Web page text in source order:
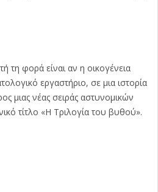
τη φορά είναι αν η οικογένεια
εργαστήριο, σε μια ιστορία
μιας νέας σειράς αστυνομικών
τίτλο «Η Τριλογία του βυθού».